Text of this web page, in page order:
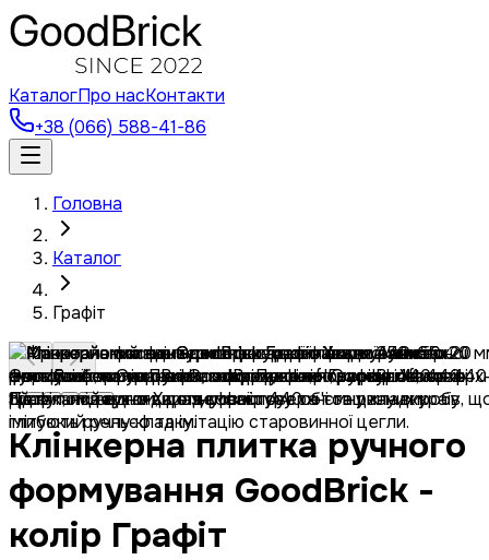
КаталогПро насКонтакти
+38 (066) 588-41-86
Головна
Каталог
Графіт
Клінкерна плитка ручного
формування GoodBrick -
колір Графіт